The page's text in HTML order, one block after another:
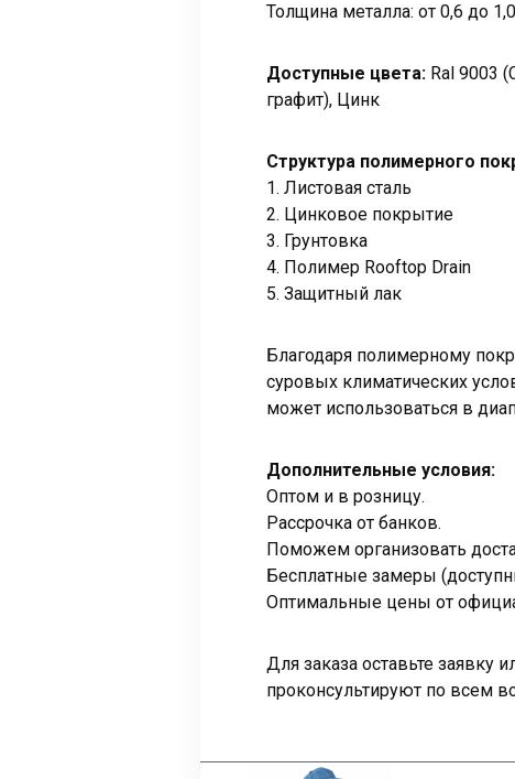
Толщина металла: от 0,6 до
Доступные цвета: Ral 9003
графит), Цинк
Структура полимерного
1. Листовая сталь
2. Цинковое покрытие
3. Грунтовка
4. Полимер Rooftop Drain
5. Защитный лак
Благодаря полимерному
суровых климатических
может использоваться в
Дополнительные условия:
Оптом и в розницу.
Рассрочка от банков.
Поможем организовать
Бесплатные замеры
Оптимальные цены от
Для заказа оставьте
проконсультируют по всем